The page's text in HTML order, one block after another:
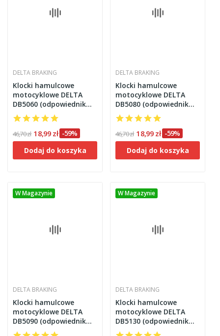
DELTA BRAKING
Klocki hamulcowe
motocyklowe DELTA
DB5060 (odpowiednik
FA116)
46,70 zł 18,99 zł -59%
Dodaj do koszyka
DELTA BRAKING
Klocki hamulcowe
motocyklowe DELTA
DB5080 (odpowiednik
FA169)
46,70 zł 18,99 zł -59%
Dodaj do koszyka
W Magazynie
DELTA BRAKING
Klocki hamulcowe
motocyklowe DELTA
DB5090 (odpowiednik
FA186)
W Magazynie
DELTA BRAKING
Klocki hamulcowe
motocyklowe DELTA
DB5130 (odpowiednik
FA193)